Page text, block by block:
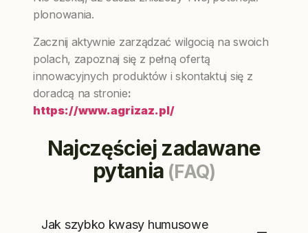
plonowania.
Zacznij aktywnie zarządzać wilgocią na swoich
polach, zapoznaj się z pełną ofertą
innowacyjnych produktów i skontaktuj się z
doradcą na stronie:
https://www.agrizaz.pl/
Najczęściej zadawane
pytania (FAQ)
Jak szybko kwasy humusowe